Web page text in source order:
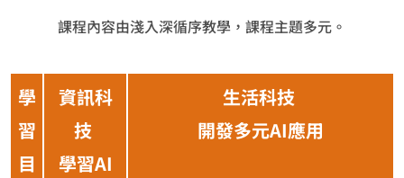
課程內容由淺入深循序教學，課程主題多元。
學
習
目
資訊科
技
學習AI
生活科技
開發多元AI應用